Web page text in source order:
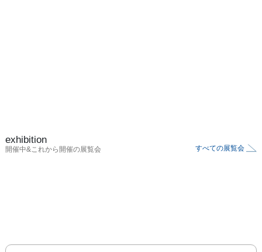
exhibition
開催中&これから開催の展覧会 すべての展覧会